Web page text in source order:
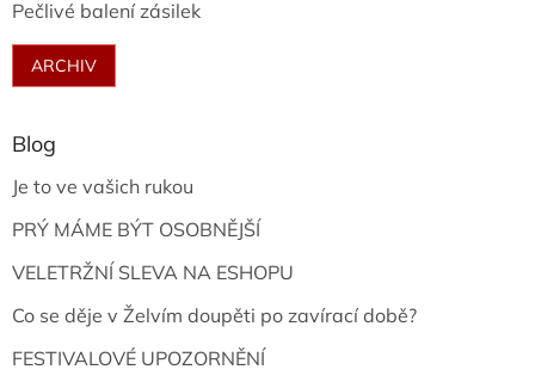
Pečlivé balení zásilek
ARCHIV
Blog
Je to ve vašich rukou
PRÝ MÁME BÝT OSOBNĚJŠÍ
VELETRŽNÍ SLEVA NA ESHOPU
Co se děje v Želvím doupěti po zavírací době?
FESTIVALOVÉ UPOZORNĚNÍ